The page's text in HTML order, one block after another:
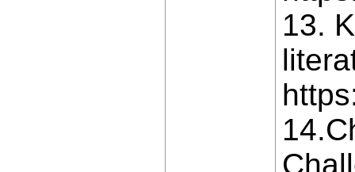
13.